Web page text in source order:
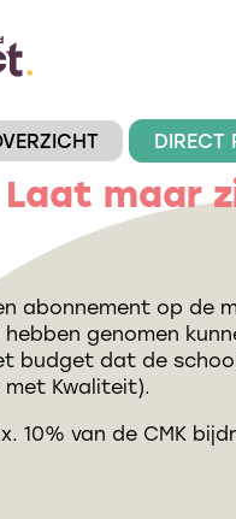
DIRECT
maar
abonnement op de
genomen
budget dat de
Kwaliteit).
10% van de CMK